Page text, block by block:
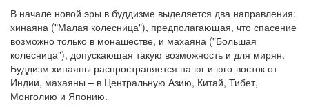
Отправить сообщение
Вход
В начале новой эры в буддизме выделяется два направления:
хинаяна ("Малая колесница"), предполагающая, что спасение
возможно только в монашестве, и махаяна ("Большая
колесница"), допускающая такую возможность и для мирян.
Буддизм хинаяны распространяется на юг и юго-восток от
Индии, махаяны – в Центральную Азию, Китай, Тибет,
Монголию и Японию.